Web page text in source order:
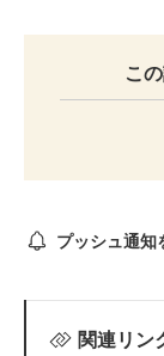
こ
プッシュ通知
関連リン